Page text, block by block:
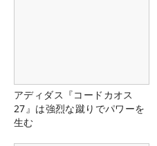
アディダス『コードカオス
27』は強烈な蹴りでパワーを
生む